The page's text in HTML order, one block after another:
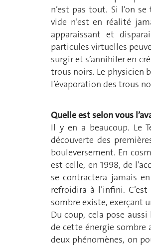
n’est pas tout. Si l’on
vide n’est en réalité
apparaissant et
particules virtuelles
surgir et s’annihiler en
trous noirs. Le physicien
l’évaporation des trous
Quelle est selon vous
Il y en a beaucoup. Le
découverte des
bouleversement. En
est celle, en 1998, de
se contractera jamais
refroidira à l’infini.
sombre existe, exerçant
Du coup, cela pose
de cette énergie sombre
deux phénomènes, on